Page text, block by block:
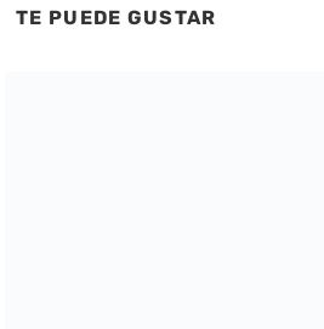
TE PUEDE GUSTAR